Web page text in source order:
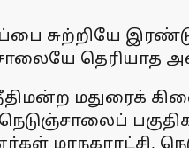
சுற்றியே
சாலையே
மதுரைக்
மாநகராட்சி,